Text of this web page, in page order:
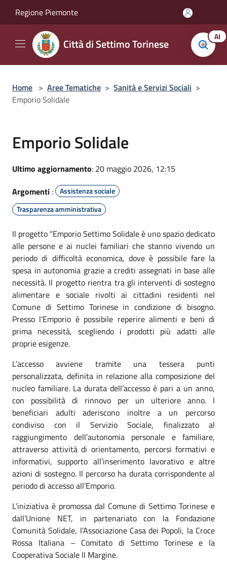
Regione Piemonte
Città di Settimo Torinese AI
Home > Aree Tematiche > Sanità e Servizi Sociali >
Emporio Solidale
Emporio Solidale
Ultimo aggiornamento: 20 maggio 2026, 12:15
Argomenti :
Assistenza sociale
Trasparenza amministrativa
Il progetto “Emporio Settimo Solidale è uno spazio dedicato
alle persone e ai nuclei familiari che stanno vivendo un
periodo di difficoltà economica, dove è possibile fare la
spesa in autonomia grazie a crediti assegnati in base alle
necessità. Il progetto rientra tra gli interventi di sostegno
alimentare e sociale rivolti ai cittadini residenti nel
Comune di Settimo Torinese in condizione di bisogno.
Presso l’Emporio è possibile reperire alimenti e beni di
prima necessità, scegliendo i prodotti più adatti alle
proprie esigenze.
L’accesso avviene tramite una tessera punti
personalizzata, definita in relazione alla composizione del
nucleo familiare. La durata dell’accesso è pari a un anno,
con possibilità di rinnovo per un ulteriore anno. I
beneficiari adulti aderiscono inoltre a un percorso
condiviso con il Servizio Sociale, finalizzato al
raggiungimento dell’autonomia personale e familiare,
attraverso attività di orientamento, percorsi formativi e
informativi, supporto all’inserimento lavorativo e altre
azioni di sostegno. Il percorso ha durata corrispondente al
periodo di accesso all’Emporio.
L’iniziativa è promossa dal Comune di Settimo Torinese e
dall’Unione NET, in partenariato con la Fondazione
Comunità Solidale, l’Associazione Casa dei Popoli, la Croce
Rossa Italiana – Comitato di Settimo Torinese e la
Cooperativa Sociale Il Margine.